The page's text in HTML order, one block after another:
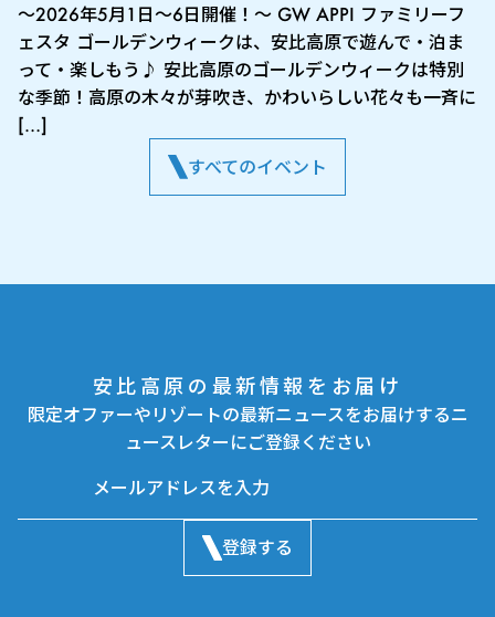
～2026年5月1日～6日開催！～ GW APPI ファミリーフ
ェスタ ゴールデンウィークは、安比高原で遊んで・泊ま
って・楽しもう♪ 安比高原のゴールデンウィークは特別
な季節！高原の木々が芽吹き、かわいらしい花々も一斉に
[…]
すべてのイベント
安比高原の最新情報をお届け
限定オファーやリゾートの最新ニュースをお届けするニ
ュースレターにご登録ください
登録する